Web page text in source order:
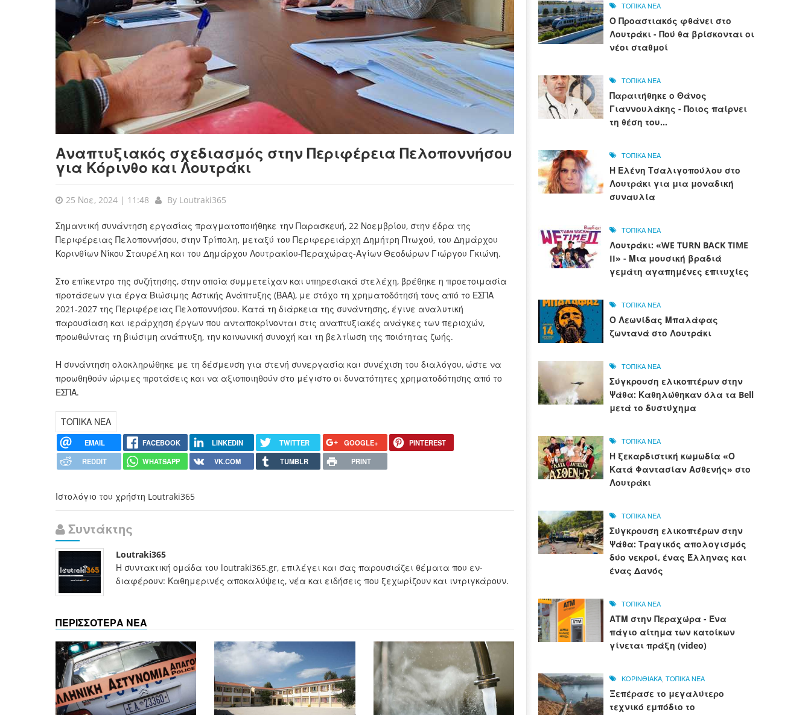
Αναπτυξιακός σχεδιασμός στην Περιφέρεια Πελοποννήσου
για Κόρινθο και Λουτράκι
25 Νοε, 2024 | 11:48 By Loutraki365
Σημαντική συνάντηση εργασίας πραγματοποιήθηκε την Παρασκευή, 22 Νοεμβρίου, στην έδρα της
Περιφέρειας Πελοποννήσου, στην Τρίπολη, μεταξύ του Περιφερειάρχη Δημήτρη Πτωχού, του Δημάρχου
Κορινθίων Νίκου Σταυρέλη και του Δημάρχου Λουτρακίου-Περαχώρας-Αγίων Θεοδώρων Γιώργου Γκιώνη.
Στο επίκεντρο της συζήτησης, στην οποία συμμετείχαν και υπηρεσιακά στελέχη, βρέθηκε η προετοιμασία
προτάσεων για έργα Βιώσιμης Αστικής Ανάπτυξης (ΒΑΑ), με στόχο τη χρηματοδότησή τους από το ΕΣΠΑ
2021-2027 της Περιφέρειας Πελοποννήσου. Κατά τη διάρκεια της συνάντησης, έγινε αναλυτική
παρουσίαση και ιεράρχηση έργων που ανταποκρίνονται στις αναπτυξιακές ανάγκες των περιοχών,
προωθώντας τη βιώσιμη ανάπτυξη, την κοινωνική συνοχή και τη βελτίωση της ποιότητας ζωής.
Η συνάντηση ολοκληρώθηκε με τη δέσμευση για στενή συνεργασία και συνέχιση του διαλόγου, ώστε να
προωθηθούν ώριμες προτάσεις και να αξιοποιηθούν στο μέγιστο οι δυνατότητες χρηματοδότησης από το
ΕΣΠΑ.
ΤΟΠΙΚΑ ΝΕΑ
EMAIL FACEBOOK LINKEDIN TWITTER GOOGLE+
PINTEREST
REDDIT
WHATSAPP VK.COM TUMBLR PRINT
Ιστολόγιο του χρήστη Loutraki365
Συντάκτης
Loutraki365
Η συντακτική ομάδα του loutraki365.gr, επιλέγει και σας παρουσιάζει θέματα που εν-
διαφέρουν: Καθημερινές αποκαλύψεις, νέα και ειδήσεις που ξεχωρίζουν και ιντριγκάρουν.
ΠΕΡΙΣΣΟΤΕΡΑ ΝΕΑ
ΤΟΠΙΚΑ ΝΕΑ
Ο Προαστιακός φθάνει στο
Λουτράκι - Πού θα βρίσκονται οι
νέοι σταθμοί
ΤΟΠΙΚΑ ΝΕΑ
Παραιτήθηκε ο Θάνος
Γιαννουλάκης - Ποιος παίρνει
τη θέση του...
ΤΟΠΙΚΑ ΝΕΑ
Η Ελένη Τσαλιγοπούλου στο
Λουτράκι για μια μοναδική
συναυλία
ΤΟΠΙΚΑ ΝΕΑ
Λουτράκι: «WE TURN BACK TIME
II» - Μια μουσική βραδιά
γεμάτη αγαπημένες επιτυχίες
ΤΟΠΙΚΑ ΝΕΑ
Ο Λεωνίδας Μπαλάφας
ζωντανά στο Λουτράκι
ΤΟΠΙΚΑ ΝΕΑ
Σύγκρουση ελικοπτέρων στην
Ψάθα: Καθηλώθηκαν όλα τα Bell
μετά το δυστύχημα
ΤΟΠΙΚΑ ΝΕΑ
Η ξεκαρδιστική κωμωδία «Ο
Κατά Φαντασίαν Ασθενής» στο
Λουτράκι
ΤΟΠΙΚΑ ΝΕΑ
Σύγκρουση ελικοπτέρων στην
Ψάθα: Τραγικός απολογισμός
δύο νεκροί, ένας Έλληνας και
ένας Δανός
ΤΟΠΙΚΑ ΝΕΑ
ΑΤΜ στην Περαχώρα - Ένα
πάγιο αίτημα των κατοίκων
γίνεται πράξη (video)
ΚΟΡΙΝΘΙΑΚΑ, ΤΟΠΙΚΑ ΝΕΑ
Ξεπέρασε το μεγαλύτερο
τεχνικό εμπόδιο το